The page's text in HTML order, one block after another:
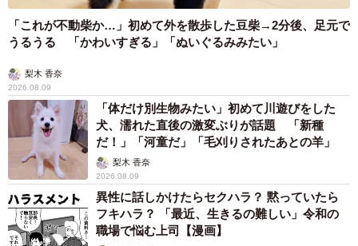
「これが不動柴か…」初めて外を散歩した豆柴→2分後、足元で
うるうる 「かわいすぎる」「ぬいぐるみみたい」
梨木 香奈
2026.08.09
「体だけ別生物みたい」初めて川遊びをした
犬、濡れた直後の激変ぶりが話題 「新種
だ！」「河童だ」「毛刈りされたあとの羊」
梨木 香奈
2026.08.09
異性に話しかけたらセクハラ？ 黙っていたら
フキハラ？ 「最近、生きるの難しい」令和の
職場で悩む上司【漫画】